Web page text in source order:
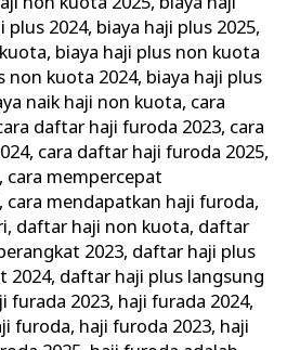
plus 2024, biaya haji plus 2025,
, biaya haji plus non kuota
non kuota 2024, biaya haji plus
naik haji non kuota, cara
daftar haji furoda 2023, cara
, cara daftar haji furoda 2025,
, cara mempercepat
, cara mendapatkan haji furoda,
, daftar haji non kuota, daftar
2023, daftar haji plus
2024, daftar haji plus langsung
furada 2023, haji furada 2024,
furoda, haji furoda 2023, haji